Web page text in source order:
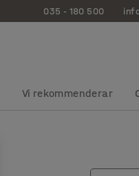
035 - 180 500
Vi rekommenderar